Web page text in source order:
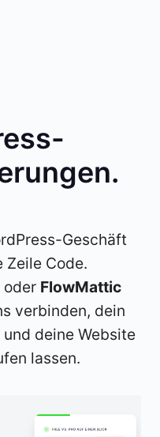
.
Geschäft
Zeile Code.
oder FlowMattic
verbinden, dein
deine Website
lassen.